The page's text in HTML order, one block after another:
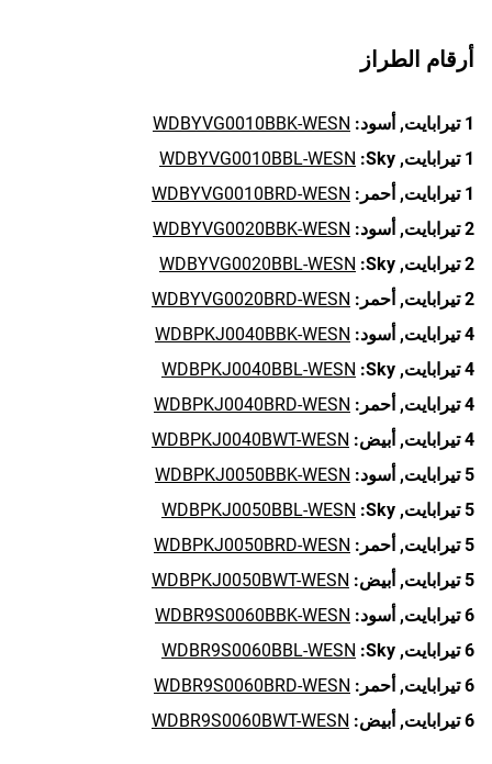
أرقام الطراز
1 تيرابايت, أسود: WDBYVG0010BBK-WESN
1 تيرابايت,
Sky:
WDBYVG0010BBL-WESN
1 تيرابايت,
أحمر: WDBYVG0010BRD-WESN
2 تيرابايت,
أسود: WDBYVG0020BBK-WESN
2 تيرابايت,
Sky:
WDBYVG0020BBL-WESN
2 تيرابايت,
أحمر: WDBYVG0020BRD-WESN
4 تيرابايت,
أسود: WDBPKJ0040BBK-WESN
4 تيرابايت,
Sky:
WDBPKJ0040BBL-WESN
4 تيرابايت,
أحمر: WDBPKJ0040BRD-WESN
4 تيرابايت,
أبيض: WDBPKJ0040BWT-WESN
5 تيرابايت,
أسود: WDBPKJ0050BBK-WESN
5 تيرابايت,
Sky:
WDBPKJ0050BBL-WESN
5 تيرابايت,
أحمر: WDBPKJ0050BRD-WESN
5 تيرابايت,
أبيض: WDBPKJ0050BWT-WESN
6 تيرابايت,
أسود: WDBR9S0060BBK-WESN
6 تيرابايت,
Sky:
WDBR9S0060BBL-WESN
6 تيرابايت,
أحمر: WDBR9S0060BRD-WESN
6 تيرابايت,
أبيض: WDBR9S0060BWT-WESN